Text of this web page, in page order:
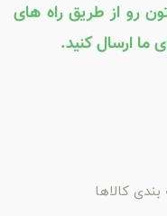
رو از طریق راه های
ما ارسال کنید.
کالاها